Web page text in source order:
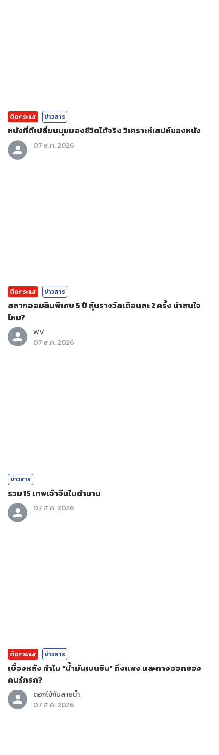
ติดกระแส ข่าวสาร
หนังที่ดีเปลี่ยนมุมมองชีวิตได้จริง วิเคราะห์เสน่ห์ของหนัง
07 ส.ค. 2026
ติดกระแส ข่าวสาร
สลากออมสินพิเศษ 5 ปี ลุ้นรางวัลเดือนละ 2 ครั้ง น่าสนใจ
ไหม?
WV
07 ส.ค. 2026
ข่าวสาร
รวม 15 เทพเจ้าจีนในตำนาน
07 ส.ค. 2026
ติดกระแส ข่าวสาร
เบื้องหลัง ทำไม "น้ำมันเบนซิน" ถึงแพง และทางออกของ
คนรักรถ?
ดอกไม้กับสายน้ำ
07 ส.ค. 2026